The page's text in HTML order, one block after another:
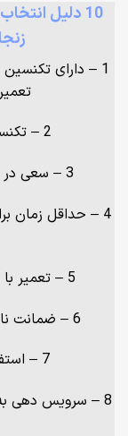
10 دلیل
2 – تکنسین های دوره دیده و آشنا به زبان
3 – سعی در تعمیر قطعات و اجتناب از تعویض آن
4 – حداقل
5 – تعمیر با نرخ مصوب اتحادیه و نهادهای نظارتی
6 – ضمانت نامه و گارانتی قطعات از شش تا ۳۶ ماه
7 – استفاده از قطعات فابریکی و اورجینال
8 – سرویس دهی